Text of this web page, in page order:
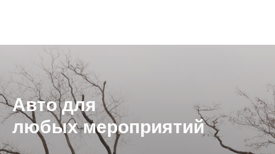
Авто для
любых мероприятий